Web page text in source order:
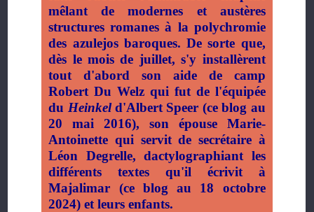
mêlant de modernes et austères
structures romanes à la polychromie
des azulejos baroques. De sorte que,
dès le mois de juillet, s'y installèrent
tout d'abord son aide de camp
Robert Du Welz qui fut de l'équipée
du Heinkeld'Albert Speer (ce blog au
20 mai 2016), son épouse Marie-
Antoinette qui servit de secrétaire à
Léon Degrelle, dactylographiant les
différents textes qu'il écrivit à
Majalimar (ce blog au 18 octobre
2024) et leurs enfants.